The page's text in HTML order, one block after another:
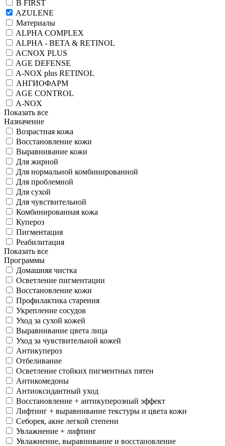
B FIRST
AZULENE
Материалы
ALPHA COMPLEX
ALPHA - BETA & RETINOL
ACNOX PLUS
AGE DEFENSE
A-NOX plus RETINOL
АНГИОФАРМ
AGE CONTROL
A-NOX
Показать все
Назначение
Возрастная кожа
Восстановление кожи
Выравнивание кожи
Для жирной
Для нормальной комбинированной
Для проблемной
Для сухой
Для чувствительной
Комбинированная кожа
Купероз
Пигментация
Реабилитация
Показать все
Программы
Домашняя чистка
Осветление пигментации
Восстановление кожи
Профилактика старения
Укрепление сосудов
Уход за сухой кожей
Выравнивание цвета лица
Уход за чувствительной кожей
Антикупероз
Отбеливание
Осветление стойких пигментных пятен
Антикомедоны
Антиоксидантный уход
Восстановление + антикуперозный эффект
Лифтинг + выравнивание текстуры и цвета кожи
Себорея, акне легкой степени
Увлажнение + лифтинг
Увлажнение, выравнивание и восстановление